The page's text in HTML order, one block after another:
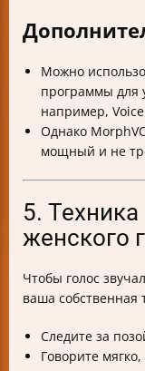
Можно
программы для
например,
Однако
мощный и не
5.
женского
Чтобы голос
ваша собственная
Следите за
Говорите